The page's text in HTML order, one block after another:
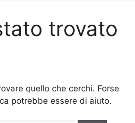
trovato
quello che cerchi. Forse
potrebbe essere di aiuto.